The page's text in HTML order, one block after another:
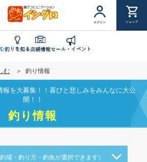
ログイン ショップ
釣りを知る店舗情報セール・イベント
む 釣り情報
報を大募集！！喜びと悲しみをみんなに大公
開！！
釣り情報
釣場・釣り方・釣魚が選択できます）